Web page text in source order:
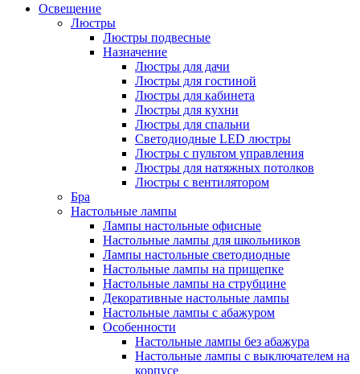
Освещение
Люстры
Люстры подвесные
Назначение
Люстры для дачи
Люстры для гостиной
Люстры для кабинета
Люстры для кухни
Люстры для спальни
Светодиодные LED люстры
Люстры с пультом управления
Люстры для натяжных потолков
Люстры с вентилятором
Бра
Настольные лампы
Лампы настольные офисные
Настольные лампы для школьников
Лампы настольные светодиодные
Настольные лампы на прищепке
Настольные лампы на струбцине
Декоративные настольные лампы
Настольные лампы с абажуром
Особенности
Настольные лампы без абажура
Настольные лампы с выключателем на
корпусе